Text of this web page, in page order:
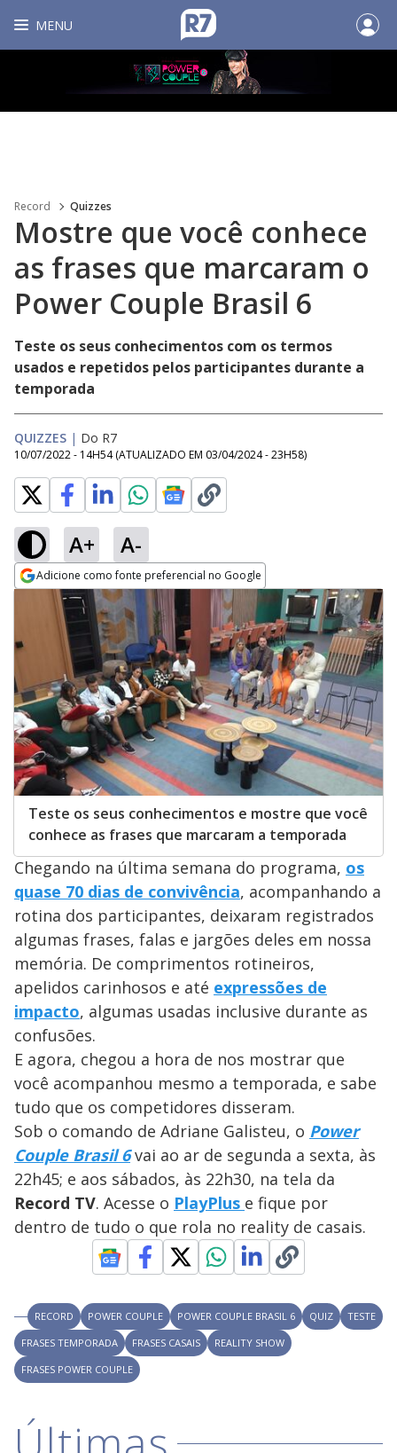
MENU
Record Quizzes
Mostre que você conhece
as frases que marcaram o
Power Couple Brasil 6
Teste os seus conhecimentos com os termos
usados e repetidos pelos participantes durante a
temporada
QUIZZES | Do R7
10/07/2022 - 14H54 (ATUALIZADO EM 03/04/2024 - 23H58)
A+ A-
Adicione como fonte preferencial no Google
Opens in new window
Teste os seus conhecimentos e mostre que você
conhece as frases que marcaram a temporada
Chegando na última semana do programa, os
quase 70 dias de convivência, acompanhando a
rotina dos participantes, deixaram registrados
algumas frases, falas e jargões deles em nossa
memória. De comprimentos rotineiros,
apelidos carinhosos e até expressões de
impacto, algumas usadas inclusive durante as
confusões.
E agora, chegou a hora de nos mostrar que
você acompanhou mesmo a temporada, e sabe
tudo que os competidores disseram.
Sob o comando de Adriane Galisteu, o Power
Couple Brasil 6vai ao ar de segunda a sexta, às
22h45; e aos sábados, às 22h30, na tela da
Record TV. Acesse o PlayPlus e fique por
dentro de tudo o que rola no reality de casais.
RECORD POWER COUPLE POWER COUPLE BRASIL 6 QUIZ
TESTE
FRASES TEMPORADA
FRASES CASAIS
REALITY SHOW
FRASES POWER COUPLE